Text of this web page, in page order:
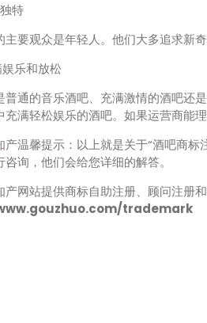
特
观众是年轻人。他们大多追求新奇
乐和放松
的音乐酒吧、充满激情的酒吧还是
充满轻松娱乐的酒吧。如果运营商能
产温馨提示：以上就是关于“酒吧商
咨询，他们会给您详细的解答。
产网站提供商标自助注册、顾问注册
trademark